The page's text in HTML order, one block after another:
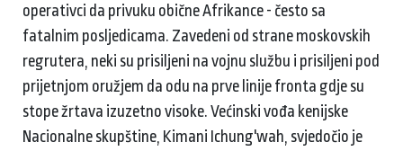
operativci da privuku obične Afrikance - često sa
fatalnim posljedicama. Zavedeni od strane moskovskih
regrutera, neki su prisiljeni na vojnu službu i prisiljeni pod
prijetnjom oružjem da odu na prve linije fronta gdje su
stope žrtava izuzetno visoke. Većinski vođa kenijske
Nacionalne skupštine, Kimani Ichung'wah, svjedočio je